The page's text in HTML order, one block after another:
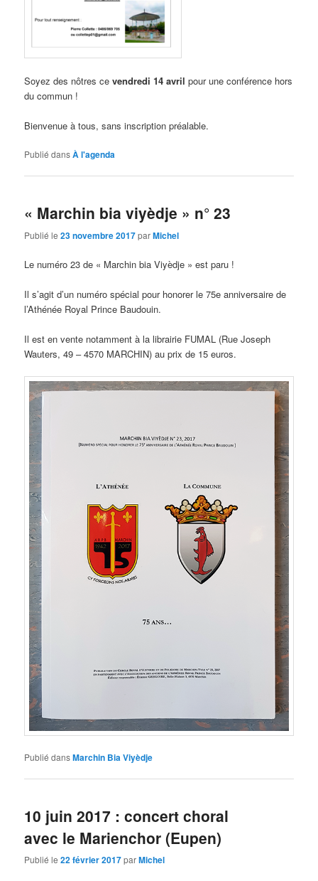
Soyez des nôtres cevendredi 14 avril pour une conférence hors
du commun !
Bienvenue à tous, sans inscription préalable.
Publié dansÀ l'agenda
« Marchin bia viyèdje » n° 23
Publié le23 novembre 2017parMichel
Le numéro 23 de « Marchin bia Viyèdje » est paru !
Il s’agit d’un numéro spécial pour honorer le 75e anniversaire de
l’Athénée Royal Prince Baudouin.
Il est en vente notamment à la librairie FUMAL (Rue Joseph
Wauters, 49 – 4570 MARCHIN) au prix de 15 euros.
Publié dansMarchin Bia Viyèdje
10 juin 2017 : concert choral
avec le Marienchor (Eupen)
Publié le22 février 2017parMichel